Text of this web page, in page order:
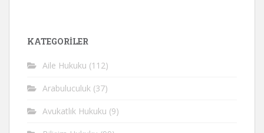
KATEGORİLER
Aile Hukuku (112)
Arabuluculuk (37)
Avukatlık Hukuku (9)